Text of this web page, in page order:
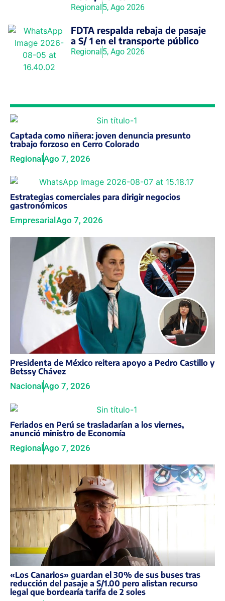
Regional5, Ago 2026
FDTA respalda rebaja de pasaje
a S/ 1 en el transporte público
Regional5, Ago 2026
Captada como niñera: joven denuncia presunto
trabajo forzoso en Cerro Colorado
RegionalAgo 7, 2026
Estrategias comerciales para dirigir negocios
gastronómicos
Empresarial Ago 7, 2026
Presidenta de México reitera apoyo a Pedro Castillo y
Betssy Chávez
Nacional Ago 7, 2026
Feriados en Perú se trasladarían a los viernes,
anunció ministro de Economía
Regional Ago 7, 2026
«Los Canarios» guardan el 30% de sus buses tras
reducción del pasaje a S/1.00 pero alistan recurso
legal que bordearía tarifa de 2 soles